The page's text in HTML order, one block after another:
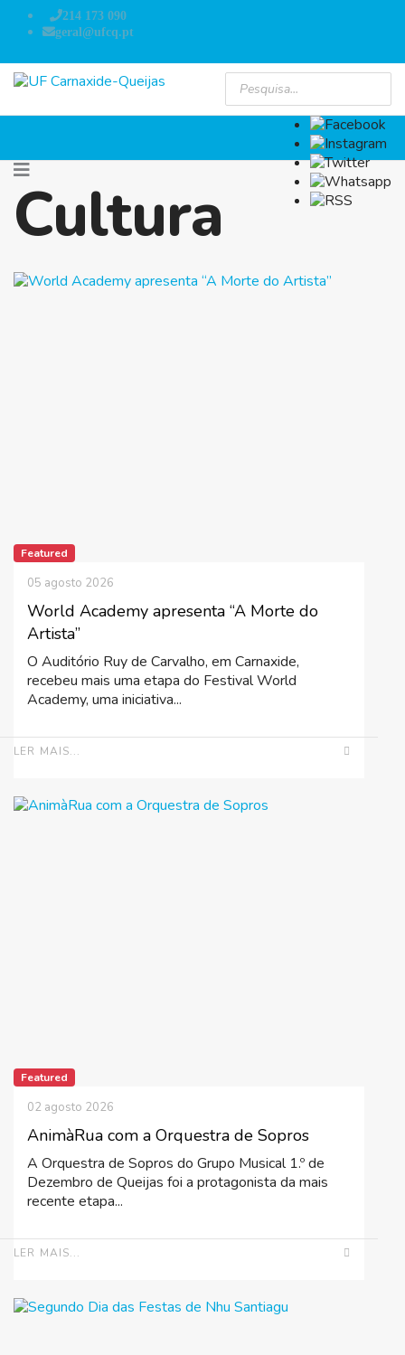
214 173 090
geral@ufcq.pt
Cultura
Featured
World Academy apresenta “A Morte do
Artista”
05 agosto 2026
O Auditório Ruy de Carvalho, em Carnaxide,
recebeu mais uma etapa do Festival World
Academy, uma iniciativa...
LER MAIS...
Featured
AnimàRua com a Orquestra de Sopros
02 agosto 2026
A Orquestra de Sopros do Grupo Musical 1.º de
Dezembro de Queijas foi a protagonista da mais
recente etapa...
LER MAIS...